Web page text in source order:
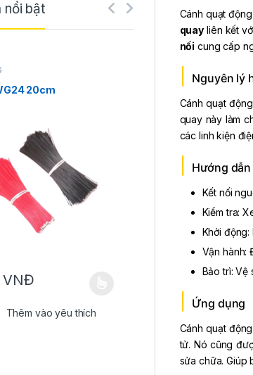
Cánh quạt
quay liên kết
nối cung cấp
Nguyên lý
Cánh quạt
quay này làm
các linh kiện
Hướng
Kết nối
Kiểm tra:
Khởi
Vận hành:
Bảo trì: Vệ
Ứng dụng
Cánh quạt
tử. Nó cũng
sửa chữa. Giúp
nổi bật
20cm
VNĐ
này có nhiều biến thể. Các tùy chọn có thể được
Thêm vào yêu thích
Cáp USB UART
VNĐ
Thêm vào